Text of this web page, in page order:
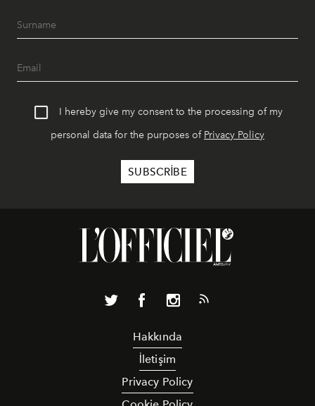
I hereby give my consent to the processing of my
personal data for the purposes of Privacy Policy
Hakkında
İletişim
Privacy Policy